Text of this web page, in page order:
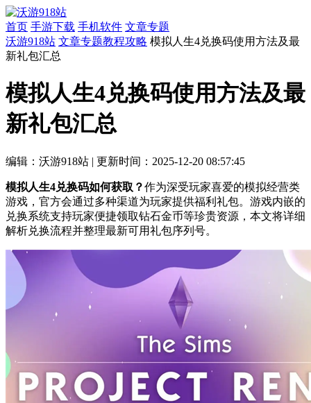
首页 手游下载 手机软件 文章专题
沃游918站 文章专题教程攻略 模拟人生4兑换码使用方法及最
新礼包汇总
模拟人生4兑换码使用方法及最
新礼包汇总
编辑：沃游918站 | 更新时间：2025-12-20 08:57:45
模拟人生4兑换码如何获取？作为深受玩家喜爱的模拟经营类
游戏，官方会通过多种渠道为玩家提供福利礼包。游戏内嵌的
兑换系统支持玩家便捷领取钻石金币等珍贵资源，本文将详细
解析兑换流程并整理最新可用礼包序列号。